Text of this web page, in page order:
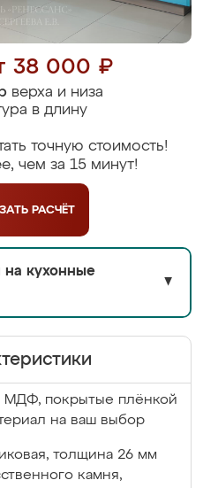
38 000 ₽
верха и низа
в длину
точную стоимость!
чем за 15 минут!
РАСЧЁТ
на кухонные
▼
МДФ, покрытые плёнкой
на ваш выбор
толщина 26 мм
камня,